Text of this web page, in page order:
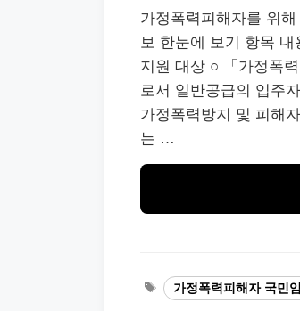
가정폭력피해자를 위
보 한눈에 보기 항목 내
지원 대상 ○ 「가정폭
로서 일반공급의 입주
가정폭력방지 및 피해
는 …
Tags
가정폭력피해자 국민